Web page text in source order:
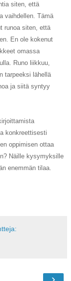
siten, että
vaihdellen. Tämä
runoa siten, että
En ole kokenut
omassa
Runo liikkuu,
tarpeeksi lähellä
ja siitä syntyy
konkreettisesti
oppimisen ottaa
Näille kysymyksille
enemmän tilaa.